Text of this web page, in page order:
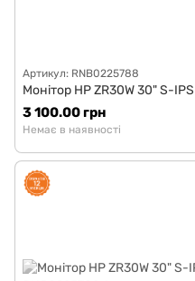
Артикул: RNB0225788
Монітор HP ZR30W 30" S-
3 100.00 грн
Немає в наявності